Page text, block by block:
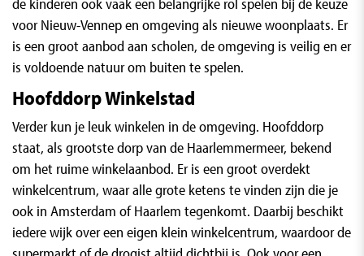
de kinderen ook vaak een belangrijke rol spelen bij de keuze
voor Nieuw-Vennep en omgeving als nieuwe woonplaats. Er
is een groot aanbod aan scholen, de omgeving is veilig en er
is voldoende natuur om buiten te spelen.
Hoofddorp Winkelstad
Verder kun je leuk winkelen in de omgeving. Hoofddorp
staat, als grootste dorp van de Haarlemmermeer, bekend
om het ruime winkelaanbod. Er is een groot overdekt
winkelcentrum, waar alle grote ketens te vinden zijn die je
ook in Amsterdam of Haarlem tegenkomt. Daarbij beschikt
iedere wijk over een eigen klein winkelcentrum, waardoor de